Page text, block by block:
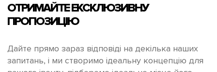
ОТРИМАЙТЕЕКСКЛЮЗИВНУ
ПРОПОЗИЦІЮ
Дайте прямо зараз відповіді на декілька наших
запитань, і ми створимо ідеальну концепцію для